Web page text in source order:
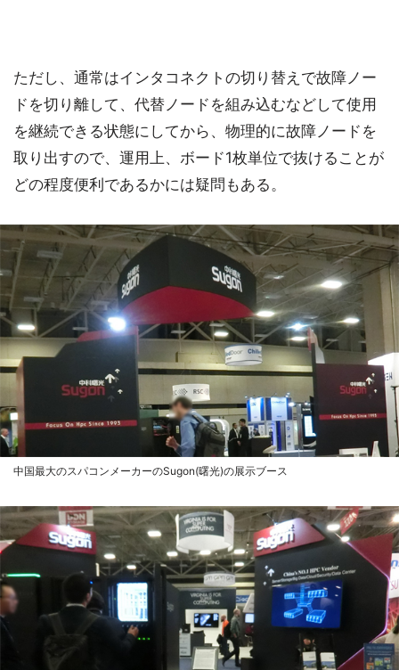
ただし、通常はインタコネクトの切り替えで故障ノー
ドを切り離して、代替ノードを組み込むなどして使用
を継続できる状態にしてから、物理的に故障ノードを
取り出すので、運用上、ボード1枚単位で抜けることが
どの程度便利であるかには疑問もある。
中国最大のスパコンメーカーのSugon(曙光)の展示ブース